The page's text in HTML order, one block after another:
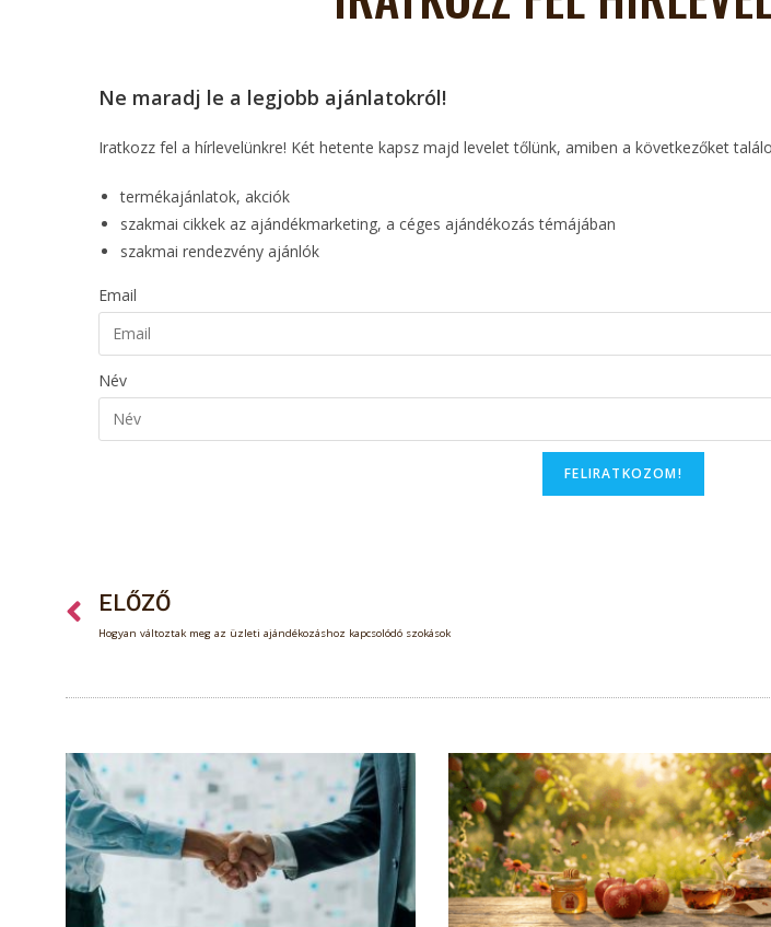
Ne maradj le a legjobb ajánlatokról!
Iratkozz fel a hírlevelünkre! Két hetente kapsz majd levelet tőlünk, amiben a következőket
termékajánlatok, akciók
szakmai cikkek az ajándékmarketing, a céges ajándékozás témájában
szakmai rendezvény ajánlók
Email
Név
FELIRATKOZOM!
ELŐZŐ
Hogyan változtak meg az üzleti ajándékozáshoz kapcsolódó szokások